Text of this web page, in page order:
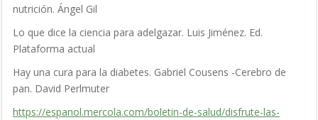
nutrición. Ángel Gil
Lo que dice la ciencia para adelgazar. Luis Jiménez. Ed.
Plataforma actual
Hay una cura para la diabetes. Gabriel Cousens -Cerebro de
pan. David Perlmuter
https://espanol.mercola.com/boletin-de-salud/disfrute-las-